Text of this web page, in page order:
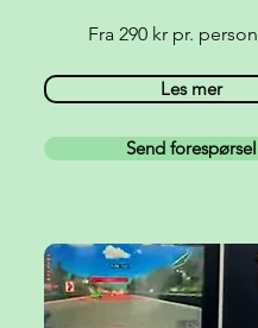
Fra 290 kr pr. person
Les mer
Send forespørsel